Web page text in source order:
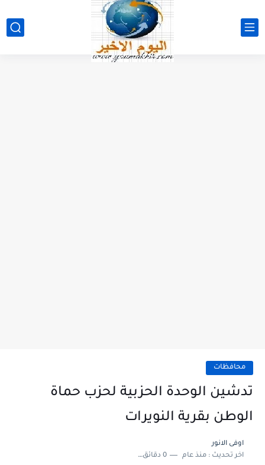
محافظات
تدشين الوحدة الحزبية لحزب حماة
الوطن بقرية النويرات
اوفى الانور
اخر تحديث :منذ عام 0 دقائق للقراءة